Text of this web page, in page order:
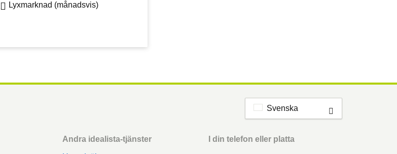
Lyxmarknad (månadsvis)
Svenska
Andra idealista-tjänster I din telefon eller platta